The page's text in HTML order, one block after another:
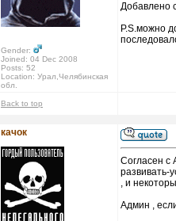
Gender:
Joined: 04 Dec 2008
Posts: 52
Location: Урал,Челябинская
обл.
Добавлено
P.S.можно
Back to top
качок
Согласен с
развивать-
, и
Админ ,